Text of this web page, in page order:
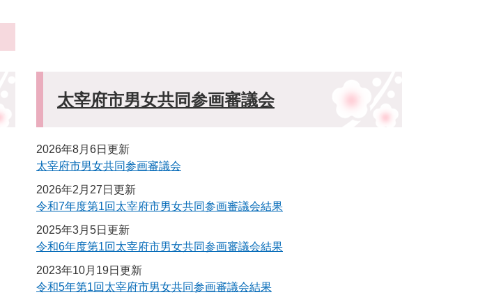
太宰府市男女共同参画審議会
2026年8月6日更新
太宰府市男女共同参画審議会
2026年2月27日更新
令和7年度第1回太宰府市男女共同参画審議会結果
2025年3月5日更新
令和6年度第1回太宰府市男女共同参画審議会結果
2023年10月19日更新
令和5年第1回太宰府市男女共同参画審議会結果